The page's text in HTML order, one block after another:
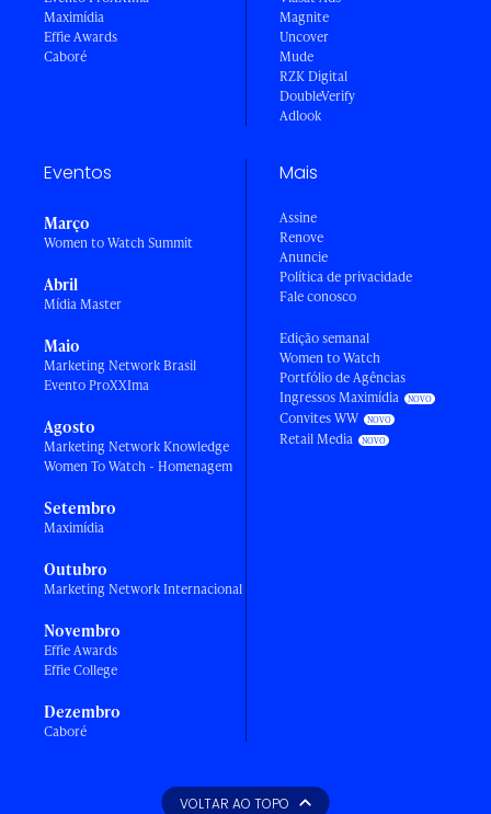
Maximídia
Effie Awards
Caboré
Magnite
Uncover
Mude
RZK Digital
DoubleVerify
Adlook
Eventos
Março
Women to Watch Summit
Abril
Mídia Master
Maio
Marketing Network Brasil
Evento ProXXIma
Agosto
Marketing Network Knowledge
Women To Watch - Homenagem
Setembro
Maximídia
Outubro
Marketing Network Internacional
Novembro
Effie Awards
Effie College
Dezembro
Caboré
Mais
Assine
Renove
Anuncie
Política de privacidade
Fale conosco
Edição semanal
Women to Watch
Portfólio de Agências
Ingressos Maximídia
Convites WW
Retail Media
VOLTAR AO TOPO